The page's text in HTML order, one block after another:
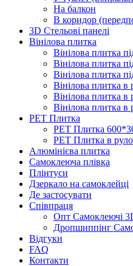
На балкон
В коридор
3D Стельові панелі
Вінілова плитка
Вінілова плитка
Вінілова плитка
Вінілова плитка
Вінілова плитка в
Вінілова плитка в
Вінілова плитка в
PET Плитка
PET Плитка
PET Плитка в
Алюмінієва плитка
Самоклеюча плівка
Плінтуси
Дзеркало на самоклейці
Де застосувати
Співпраця
Опт Самоклеючі
Дропшиппінг
Відгуки
FAQ
Контакти